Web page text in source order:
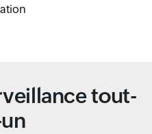
tout-